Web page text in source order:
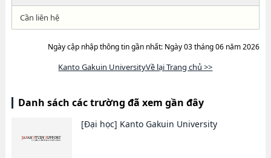
Cần liên hệ
Ngày cập nhập thông tin gần nhất: Ngày 03 tháng 06 năm 2026
Kanto Gakuin UniversityVề lại Trang chủ >>
Danh sách các trường đã xem gần đây
[Đại học] Kanto Gakuin University